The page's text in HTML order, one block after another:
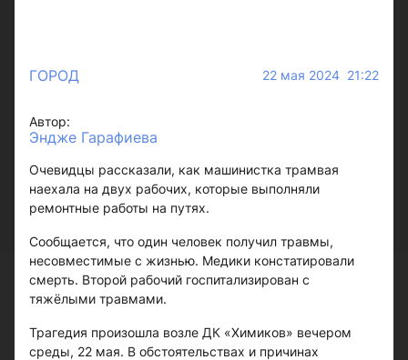
ГОРОД 22 мая 2024 21:22
Автор:
Эндже Гарафиева
Очевидцы рассказали, как машинистка трамвая
наехала на двух рабочих, которые выполняли
ремонтные работы на путях.
Сообщается, что один человек получил травмы,
несовместимые с жизнью. Медики констатировали
смерть. Второй рабочий госпитализирован с
тяжёлыми травмами.
Трагедия произошла возле ДК «Химиков» вечером
среды, 22 мая. В обстоятельствах и причинах